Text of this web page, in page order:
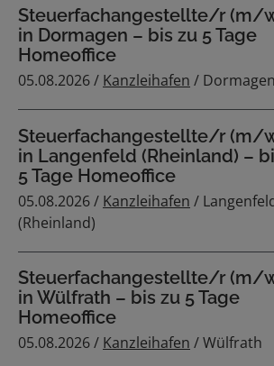
Steuerfachangestellte/r (m/
in Dormagen – bis zu 5 Tage
Homeoffice
05.08.2026 / Kanzleihafen / Dormagen
Steuerfachangestellte/r (m/
in Langenfeld (Rheinland) –
5 Tage Homeoffice
05.08.2026 / Kanzleihafen /
(Rheinland)
Steuerfachangestellte/r (m/
in Wülfrath – bis zu 5 Tage
Homeoffice
05.08.2026 / Kanzleihafen / Wülfrath